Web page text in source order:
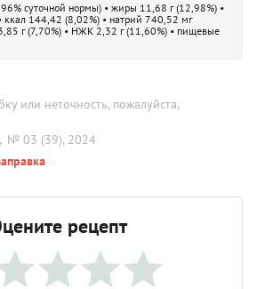
суточной нормы) • жиры 11,68 г (12,98%) •
ккал 144,42 (8,02%) • натрий 740,52 мг
г (7,70%) • НЖК 2,32 г (11,60%) • пищевые
или неточность, пожалуйста,
, № 03 (39), 2024
рецепт